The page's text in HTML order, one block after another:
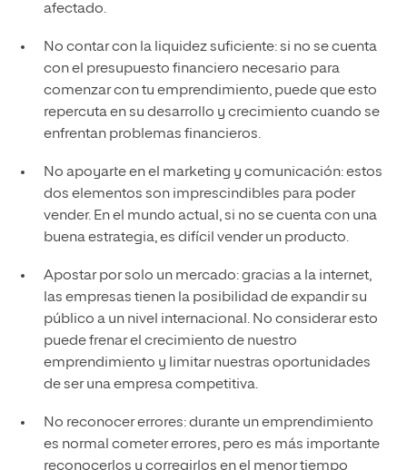
afectado.
No contar con la liquidez suficiente: si no se cuenta
con el presupuesto financiero necesario para
comenzar con tu emprendimiento, puede que esto
repercuta en su desarrollo y crecimiento cuando se
enfrentan problemas financieros.
No apoyarte en el marketing y comunicación: estos
dos elementos son imprescindibles para poder
vender. En el mundo actual, si no se cuenta con una
buena estrategia, es difícil vender un producto.
Apostar por solo un mercado: gracias a la internet,
las empresas tienen la posibilidad de expandir su
público a un nivel internacional. No considerar esto
puede frenar el crecimiento de nuestro
emprendimiento y limitar nuestras oportunidades
de ser una empresa competitiva.
No reconocer errores: durante un emprendimiento
es normal cometer errores, pero es más importante
reconocerlos y corregirlos en el menor tiempo